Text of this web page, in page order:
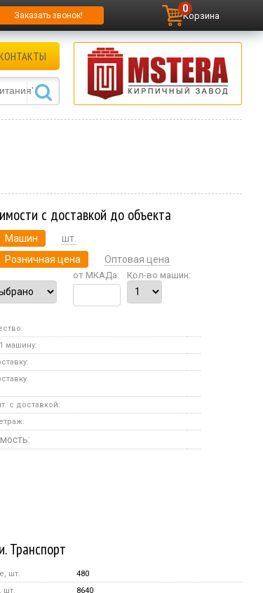
Заказать звонок! Корзина
0
с доставкой до объекта
Машин шт.
Розничная цена Оптовая цена
от МКАДа: Кол-во машин:
машину:
с доставкой:
Транспорт
шт.
480
шт.
8640